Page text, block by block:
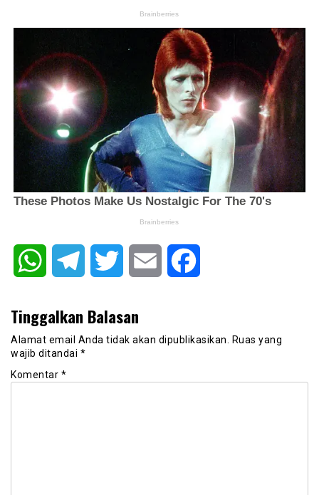
WhatsAppTelegram Twitter Email
Tinggalkan Balasan
Alamat email Anda tidak akan dipublikasikan.
Ruas yang
wajib ditandai *
Komentar *